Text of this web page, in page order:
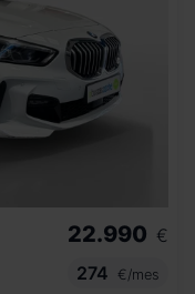
22.990 €
274
€/mes